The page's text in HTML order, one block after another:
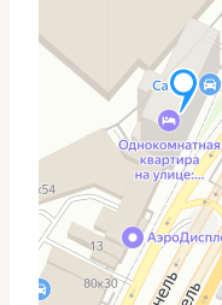
Ниже — ориентиры
Точные цифры
используемых
Операция
Замена масла
Воздушный